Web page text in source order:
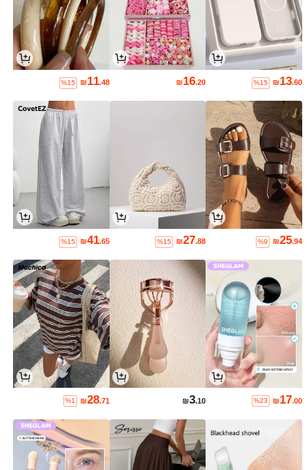
₪13.60
%15
₪16.20
₪11.48
%15
₪25.94
%9
₪27.88
%15
₪41.65
%15
₪17.00
%23
₪3.10
₪28.71
%1